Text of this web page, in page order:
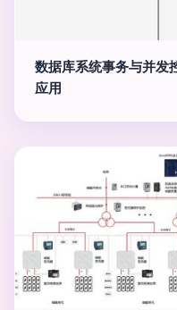
数据库系统事务与并发
应用